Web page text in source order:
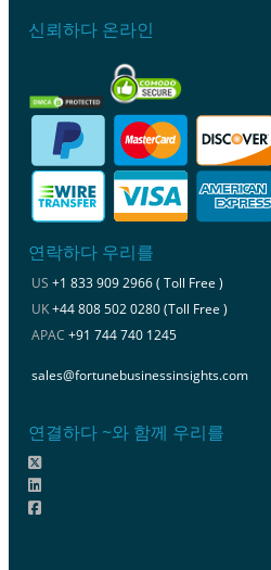
신뢰하다 온라인
연락하다 우리를
US +1 833 909 2966 ( Toll Free )
UK+44 808 502 0280 (Toll Free )
APAC +91 744 740 1245
sales@fortunebusinessinsights.com
연결하다 ~와 함께 우리를